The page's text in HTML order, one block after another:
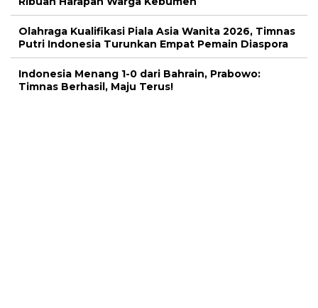
Olahraga Kualifikasi Piala Asia Wanita 2026, Timnas
Putri Indonesia Turunkan Empat Pemain Diaspora
Indonesia Menang 1-0 dari Bahrain, Prabowo:
Timnas Berhasil, Maju Terus!